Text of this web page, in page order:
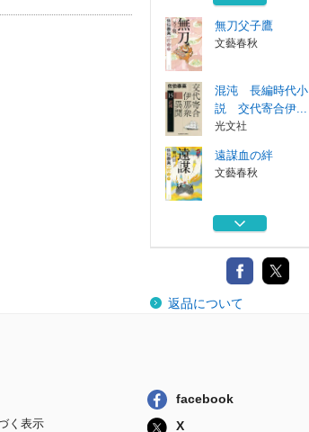
無刀父子鷹
文藝春秋
混沌 長編時代小
説 交代寄合伊...
光文社
遠謀血の絆
文藝春秋
朝廷 長編時代小
光文社
無刀父子鷹
文藝春秋
返品について
く表示
facebook
X